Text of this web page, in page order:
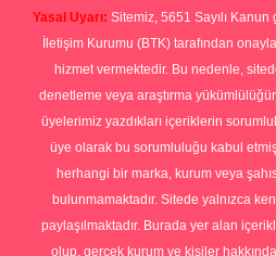
Yasal Uyarı: Sitemiz, 5651 Sayılı
İletişim Kurumu (BTK) tarafından
hizmet vermektedir. Bu nedenle,
denetleme veya araştırma
üyelerimiz yazdıkları içeriklerin
üye olarak bu sorumluluğu kabul
herhangi bir marka, kurum veya
bulunmamaktadır. Sitede yalnızca
paylaşılmaktadır. Burada yer alan
olup, gerçek kurum ve kişiler